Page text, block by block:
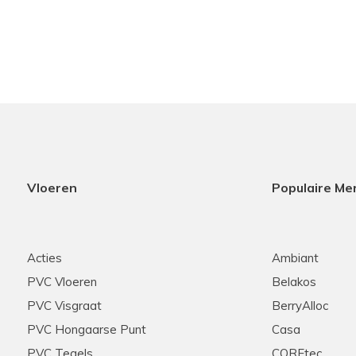
Vloeren
Acties
PVC Vloeren
PVC Visgraat
PVC Hongaarse Punt
PVC Tegels
Populaire
Ambiant
Belakos
BerryAlloc
Casa
COREtec